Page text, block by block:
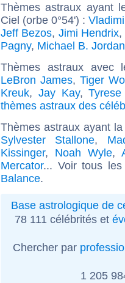
Thèmes astraux ayant
Ciel (orbe 0°54') :
Jeff Bezos, Jimi Hendrix,
Pagny, Michael B. Jordan
Thèmes astraux
LeBron James,Tiger
Kreuk, Jay Kay,
thèmes astraux des
Thèmes astraux ayant
Sylvester Stallone,
Kissinger, Noah Wyle,
Mercator... Voir tous
Balance.
Base astrologique de
78 111 célébrités et
Chercher par
1 205